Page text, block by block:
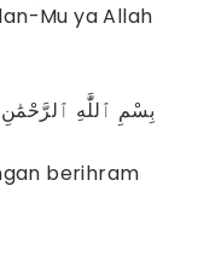
Mu ya Allah
بِسْمِ ٱللَّٰهِ ٱلرَّحْمَٰنِ
berihram